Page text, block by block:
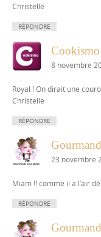
Christelle
RÉPONDRE
Cookismo
8 novembre
Royal ! On dirait une
Christelle
RÉPONDRE
23 novembre
Miam !! comme il a l’air
RÉPONDRE